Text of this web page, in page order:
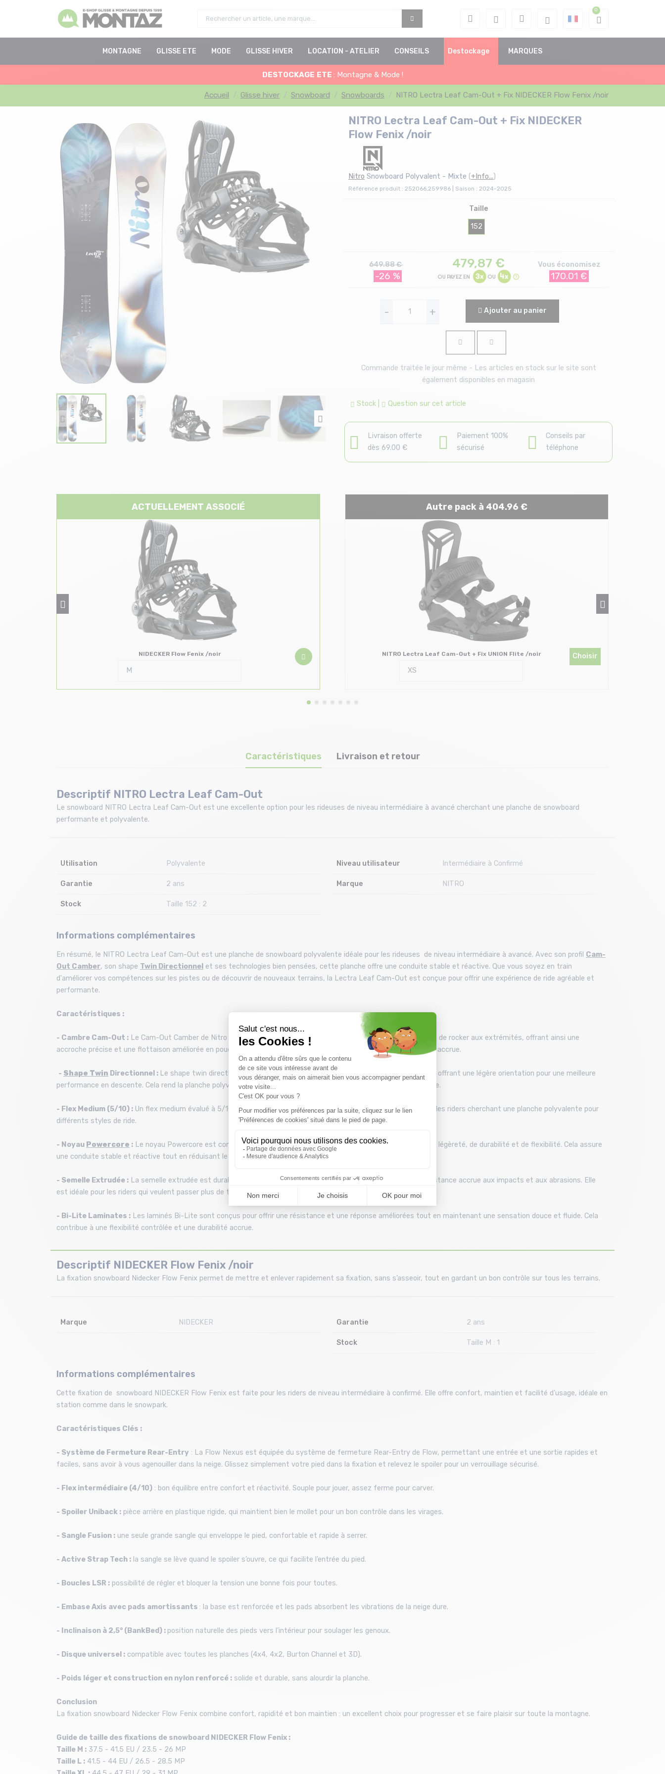
MONTAGNE GLISSE ETE MODE GLISSE HIVER LOCATION - ATELIER CONSEILS Destockage MARQUES
DESTOCKAGE ETE : Montagne & Mode !
Accueil Glisse hiver Snowboard Snowboards NITRO Lectra Leaf Cam-Out + Fix NIDECKER Flow Fenix /noir
NITRO Lectra Leaf Cam-Out + Fix NIDECKER
Flow Fenix /noir
Nitro Snowboard Polyvalent - Mixte (+Info...)
Référence produit : 252066,259986 | Saison : 2024-2025
Taille
152
649.88 €
-26 %
479,87 € Vous économisez
170.01 €
- + Ajouter au panier
Commande traitée le jour même - Les articles en stock sur le site sont
également disponibles en magasin
Stock Question sur cet article
Livraison offerte
dès 69.00 €
Paiement 100%
sécurisé
Conseils par
téléphone
ACTUELLEMENT ASSOCIÉ
NIDECKER Flow Fenix /noir
Autre pack à 404.96 €
NITRO Lectra Leaf Cam-Out + Fix UNION Flite /noir Choisir
Caractéristiques Livraison et retour
Descriptif NITRO Lectra Leaf Cam-Out
Le snowboard NITRO Lectra Leaf Cam-Out est une excellente option pour les rideuses de niveau intermédiaire à avancé cherchant une planche de snowboard
performante et polyvalente.
Utilisation Polyvalente
Garantie 2 ans
Stock Taille 152 : 2
Niveau utilisateur Intermédiaire à Confirmé
Marque NITRO
Informations complémentaires
En résumé, le NITRO Lectra Leaf Cam-Out est une planche de snowboard polyvalente idéale pour les rideuses de niveau intermédiaire à avancé. Avec son profil Cam-
Out Camber, son shape Twin Directionnel et ses technologies bien pensées, cette planche offre une conduite stable et réactive. Que vous soyez en train
d'améliorer vos compétences sur les pistes ou de découvrir de nouveaux terrains, la Lectra Leaf Cam-Out est conçue pour offrir une expérience de ride agréable et
performante.
Caractéristiques :
- Cambre Cam-Out : Le Cam-Out Camber de Nitro combine un cambre traditionnel entre les pieds avec des zones de rocker aux extrémités, offrant ainsi une
accroche précise et une flottaison améliorée en poudreuse. Cela permet une entrée en virage facile et une stabilité accrue.
- Shape Twin Directionnel : Le shape twin directionnel permet de rider dans les deux sens avec facilité, tout en offrant une légère orientation pour une meilleure
performance en descente. Cela rend la planche polyvalente et idéale pour divers types de terrain et de styles de ride.
- Flex Medium (5/10) : Un flex medium évalué à 5/10 offre un bon équilibre entre réactivité et tolérance, idéal pour les riders cherchant une planche polyvalente pour
différents styles de ride.
- Noyau Powercore : Le noyau Powercore est constitué de bois de peuplier, offrant une combinaison optimale de légèreté, de durabilité et de flexibilité. Cela assure
une conduite stable et réactive tout en réduisant le poids de la planche.
- Semelle Extrudée : La semelle extrudée est durable et facile à entretenir, offrant une bonne vitesse et une résistance accrue aux impacts et aux abrasions. Elle
est idéale pour les riders qui veulent passer plus de temps à rider qu'à entretenir leur planche.
- Bi-Lite Laminates : Les laminés Bi-Lite sont conçus pour offrir une résistance et une réponse améliorées tout en maintenant une sensation douce et fluide. Cela
contribue à une flexibilité contrôlée et une durabilité accrue.
Descriptif NIDECKER Flow Fenix /noir
La fixation snowboard Nidecker Flow Fenix permet de mettre et enlever rapidement sa fixation, sans s’asseoir, tout en gardant un bon contrôle sur tous les terrains.
Marque NIDECKER Garantie 2 ans
Stock Taille M : 1
Informations complémentaires
Cette fixation de snowboard NIDECKER Flow Fenix est faite pour les riders de niveau intermédiaire à confirmé. Elle offre confort, maintien et facilité d’usage, idéale en
station comme dans le snowpark.
Caractéristiques Clés :
- Système de Fermeture Rear-Entry : La Flow Nexus est équipée du système de fermeture Rear-Entry de Flow, permettant une entrée et une sortie rapides et
faciles, sans avoir à vous agenouiller dans la neige. Glissez simplement votre pied dans la fixation et relevez le spoiler pour un verrouillage sécurisé.
- Flex intermédiaire (4/10) : bon équilibre entre confort et réactivité. Souple pour jouer, assez ferme pour carver.
- Spoiler Uniback : pièce arrière en plastique rigide, qui maintient bien le mollet pour un bon contrôle dans les virages.
- Sangle Fusion : une seule grande sangle qui enveloppe le pied, confortable et rapide à serrer.
- Active Strap Tech : la sangle se lève quand le spoiler s’ouvre, ce qui facilite l’entrée du pied.
- Boucles LSR : possibilité de régler et bloquer la tension une bonne fois pour toutes.
- Embase Axis avec pads amortissants : la base est renforcée et les pads absorbent les vibrations de la neige dure.
- Inclinaison à 2,5° (BankBed) : position naturelle des pieds vers l’intérieur pour soulager les genoux.
- Disque universel : compatible avec toutes les planches (4x4, 4x2, Burton Channel et 3D).
- Poids léger et construction en nylon renforcé : solide et durable, sans alourdir la planche.
Conclusion
La fixation snowboard Nidecker Flow Fenix combine confort, rapidité et bon maintien : un excellent choix pour progresser et se faire plaisir sur toute la montagne.
Guide de taille des fixations de snowboard NIDECKER Flow Fenix :
Taille M : 37.5 - 41.5 EU / 23.5 - 26 MP
Taille L : 41.5 - 44 EU / 26.5 - 28.5 MP